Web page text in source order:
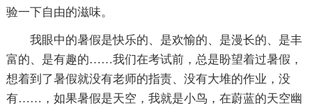
验一下自由的滋味。
我眼中的暑假是快乐的、是欢愉的、是漫长的、是丰
富的、是有趣的……我们在考试前，总是盼望着过暑假，
想着到了暑假就没有老师的指责、没有大堆的作业，没
有……，如果暑假是天空，我就是小鸟，在蔚蓝的天空幽